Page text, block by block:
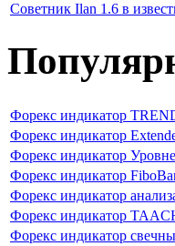
Советник Ilan 1.6 в
Форекс индикатор
Форекс индикатор
Форекс индикатор
Форекс индикатор
Форекс индикатор
Форекс индикатор
Форекс индикатор